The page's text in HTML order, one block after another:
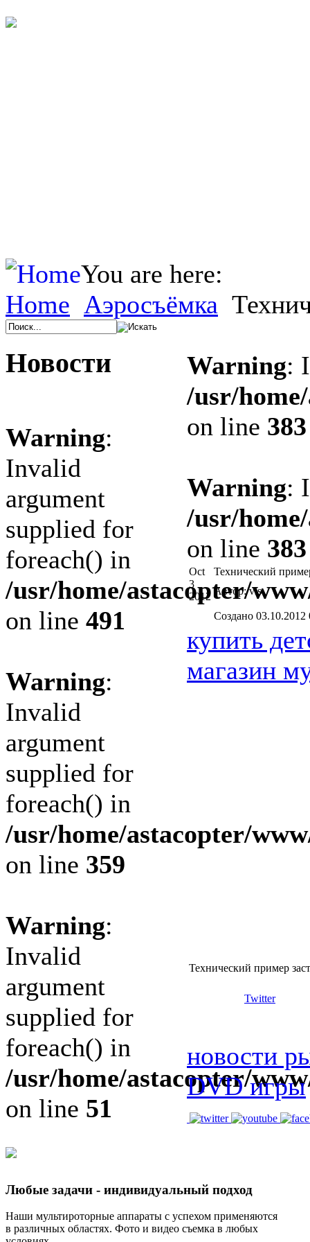
You are here:
Home Аэросъёмка
Новости
Warning:
Invalid
argument
supplied for
foreach() in
/usr/home/astacopter/
on line 491
Warning:
Invalid
argument
supplied for
foreach() in
/usr/home/astacopter/
on line 359
Warning:
Invalid
argument
supplied for
foreach() in
/usr/home/astacopter/
on line 51
Warning:
/usr/
on line 383
Warning:
/usr/
on line 383
Oct
3
2012
Технический
Автор: vis
Создано
купить
магазин
Технический пример
Twitter
новости
DVD игры
Любые задачи - индивидуальный подход
Наши мультироторные аппараты с успехом применяются
в различных областях. Фото и видео съемка в любых